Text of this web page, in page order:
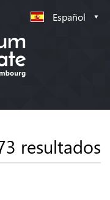
Español
resultados